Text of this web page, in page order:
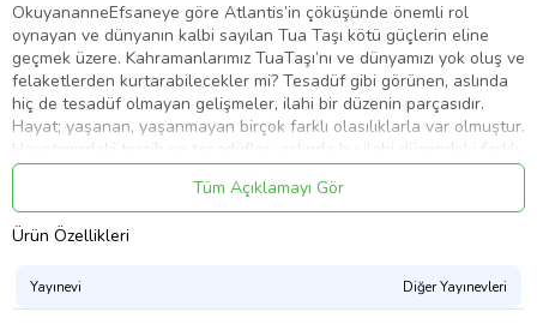
OkuyananneEfsaneye göre Atlantis’in çöküşünde önemli rol
oynayan ve dünyanın kalbi sayılan Tua Taşı kötü güçlerin eline
geçmek üzere. Kahramanlarımız TuaTaşı’nı ve dünyamızı yok oluş ve
felaketlerden kurtarabilecekler mi? Tesadüf gibi görünen, aslında
hiç de tesadüf olmayan gelişmeler, ilahi bir düzenin parçasıdır.
Hayat; yaşanan, yaşanmayan birçok farklı olasılıklarla var olmuştur.
Hayatımızdaki tercih ve tesadüfler, aslında bu ilahi düzendeki farklı
olasılıklardan bir tanesidir. Aslında en zor ve umutsuz gibi görünen
durumlarda yılmadan daha geliştirici ve yapıcı olan kendimizi açmak
ve diğer olasılığa geçiş yapmaktadır. Atlantis’e geçiş şehri
Aztlan’da ve Atlantis’te yaşanan heyecan dolu bir macera.
Tanıtım Metni
Baskı Boyutu13,50 x 19,00 cm
Tüm Açıklamayı Gör
Ürün Özellikleri
Yayınevi Diğer Yayınevleri